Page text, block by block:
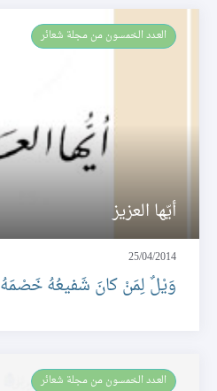
العـدد الخمسون من مجلة شعائر
أيّها العزيز
25/04/2014
وَيْلٌ لِمَنْ كانَ شَفيعُهُ خَصْمَهُ
العـدد الخمسون من مجلة شعائر